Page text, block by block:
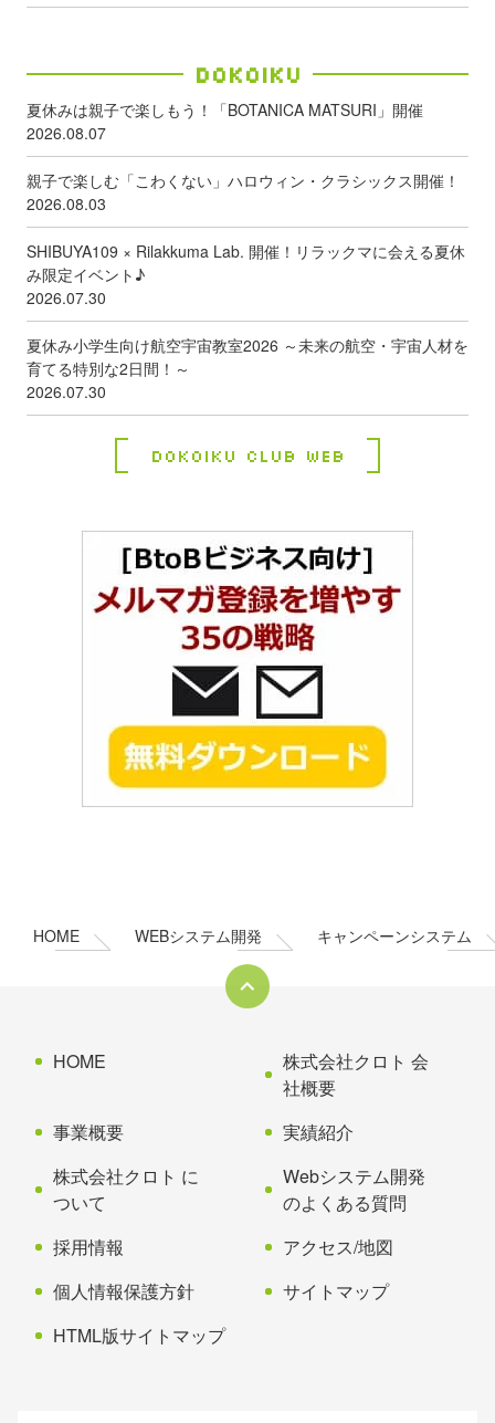
Dokoiku
夏休みは親子で楽しもう！「BOTANICA MATSURI」開催
2026.08.07
親子で楽しむ「こわくない」ハロウィン・クラシックス開催！
2026.08.03
SHIBUYA109 × Rilakkuma Lab. 開催！リラックマに会える夏休
み限定イベント♪
2026.07.30
夏休み小学生向け航空宇宙教室2026 ～未来の航空・宇宙人材を
育てる特別な2日間！～
2026.07.30
Dokoiku Club Web
HOME WEBシステム開発 キャンペーンシステム
HOME
株式会社クロト 会
社概要
事業概要
実績紹介
株式会社クロト に
ついて
Webシステム開発
のよくある質問
採用情報
アクセス/地図
個人情報保護方針
サイトマップ
HTML版サイトマップ